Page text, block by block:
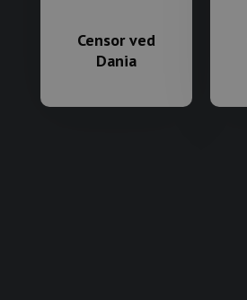
Censor ved
Dania